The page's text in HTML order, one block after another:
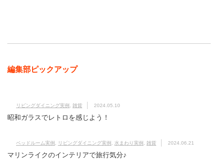
編集部ピックアップ
リビングダイニング実例 雑貨 2024.05.10
昭和ガラスでレトロを感じよう！
ベッドルーム実例 リビングダイニング実例 水まわり実例 雑貨 2024.06.21
マリンライクのインテリアで旅行気分♪